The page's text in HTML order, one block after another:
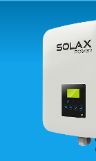
Solax FAQ
Lugar para intercambiar